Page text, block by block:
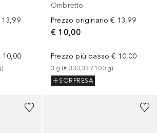
13,99
10,00
)
Ombretto
Prezzo originario € 13,99
€ 10,00
Prezzo più basso € 10,00
3 g (€ 333,33 / 100 g)
SORPRESA